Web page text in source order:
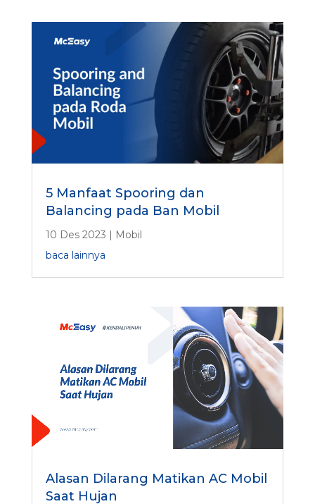
5 Manfaat Spooring dan
Balancing pada Ban Mobil
10 Des 2023 | Mobil
baca lainnya
Alasan Dilarang Matikan AC Mobil
Saat Hujan